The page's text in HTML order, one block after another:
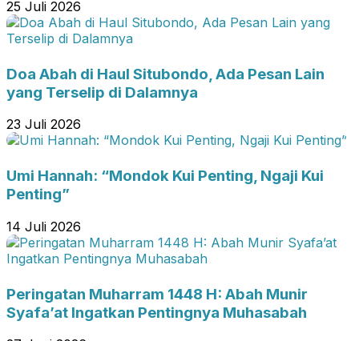
25 Juli 2026
Doa Abah di Haul Situbondo, Ada Pesan Lain
yang Terselip di Dalamnya
23 Juli 2026
Umi Hannah: “Mondok Kui Penting, Ngaji Kui
Penting”
14 Juli 2026
Peringatan Muharram 1448 H: Abah Munir
Syafa’at Ingatkan Pentingnya Muhasabah